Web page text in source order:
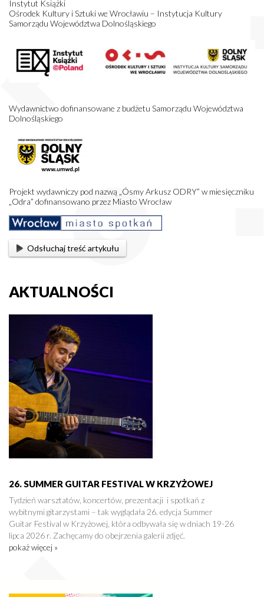
Instytut Książki
Ośrodek Kultury i Sztuki we Wrocławiu – Instytucja Kultury
Samorządu Województwa Dolnośląskiego
Wydawnictwo dofinansowane z budżetu Samorządu Województwa
Dolnośląskiego
Projekt wydawniczy pod nazwą „Ósmy Arkusz ODRY” w miesięczniku
„Odra” dofinansowano przez Miasto Wrocław
Odsłuchaj treść artykułu
AKTUALNOŚCI
26. SUMMER GUITAR FESTIVAL W KRZYŻOWEJ
Tydzień warsztatów, koncertów, prezentacji i spotkań z
wybitnymi gitarzystami – tak wyglądała 26. edycja Summer
Guitar Festival w Krzyżowej, która odbywała się w dniach 19-26
lipca 2026 r. Zachęcamy do obejrzenia galerii zdjęć.
pokaż więcej »